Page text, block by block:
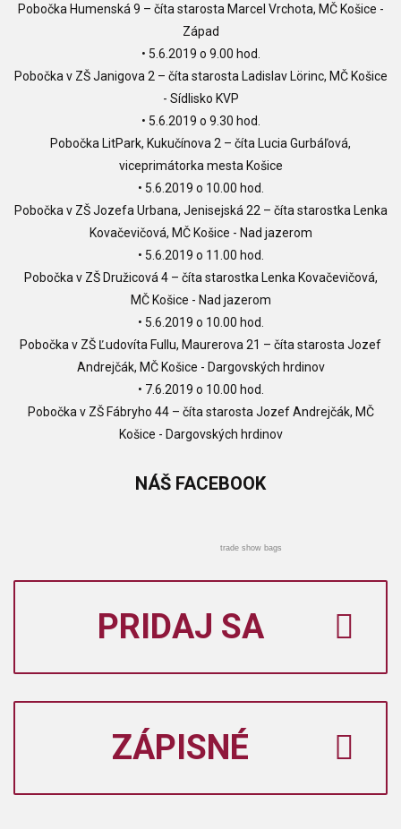
Pobočka Humenská 9 – číta starosta Marcel Vrchota, MČ Košice -
Západ
• 5.6.2019 o 9.00 hod.
Pobočka v ZŠ Janigova 2 – číta starosta Ladislav Lörinc, MČ Košice
- Sídlisko KVP
• 5.6.2019 o 9.30 hod.
Pobočka LitPark, Kukučínova 2 – číta Lucia Gurbáľová,
viceprimátorka mesta Košice
• 5.6.2019 o 10.00 hod.
Pobočka v ZŠ Jozefa Urbana, Jenisejská 22 – číta starostka Lenka
Kovačevičová, MČ Košice - Nad jazerom
• 5.6.2019 o 11.00 hod.
Pobočka v ZŠ Družicová 4 – číta starostka Lenka Kovačevičová,
MČ Košice - Nad jazerom
• 5.6.2019 o 10.00 hod.
Pobočka v ZŠ Ľudovíta Fullu, Maurerova 21 – číta starosta Jozef
Andrejčák, MČ Košice - Dargovských hrdinov
• 7.6.2019 o 10.00 hod.
Pobočka v ZŠ Fábryho 44 – číta starosta Jozef Andrejčák, MČ
Košice - Dargovských hrdinov
NÁŠ FACEBOOK
trade show bags
PRIDAJ SA
ZÁPISNÉ